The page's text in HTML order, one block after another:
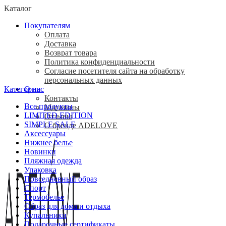
Каталог
Покупателям
Оплата
Доставка
Возврат товара
Политика конфиденциальности
Согласие посетителя сайта на обработку
персональных данных
О нас
Контакты
Магазины
Отзывы
О бренде ADELOVE
Категории
Все продукты
LIMITED EDITION
SIMPLE SALE
Аксессуары
Нижнее белье
Новинки
Пляжная одежда
Упаковка
Повседневный образ
Спорт
Термобелье
Образ для дома и отдыха
Купальники
Подарочные сертификаты